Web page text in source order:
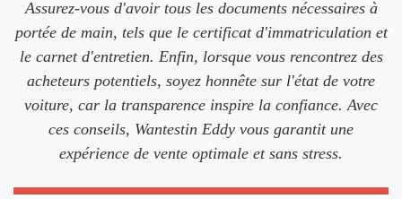
Assurez-vous d'avoir tous les documents nécessaires à
portée de main, tels que le certificat d'immatriculation et
le carnet d'entretien. Enfin, lorsque vous rencontrez des
acheteurs potentiels, soyez honnête sur l'état de votre
voiture, car la transparence inspire la confiance. Avec
ces conseils, Wantestin Eddy vous garantit une
expérience de vente optimale et sans stress.